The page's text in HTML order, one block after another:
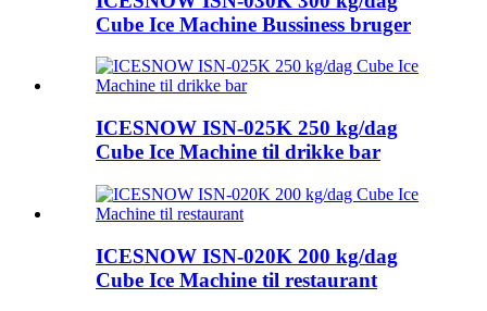
Cube Ice Machine Bussiness bruger
ICESNOW ISN-025K 250 kg/dag
Cube Ice Machine til drikke bar
ICESNOW ISN-020K 200 kg/dag
Cube Ice Machine til restaurant